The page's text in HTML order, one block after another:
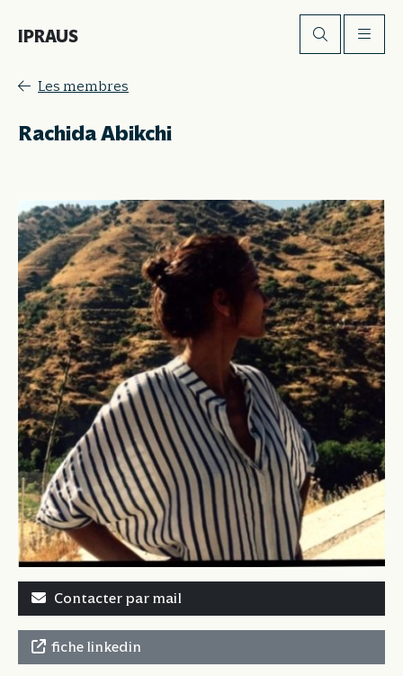
IPRAUS
Les membres
Rachida Abikchi
Contacter par mail
fiche linkedin